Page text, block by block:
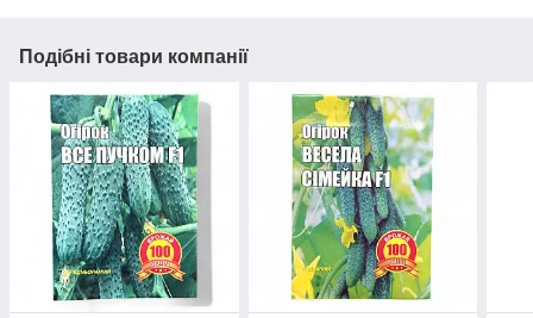
Подібні товари компанії